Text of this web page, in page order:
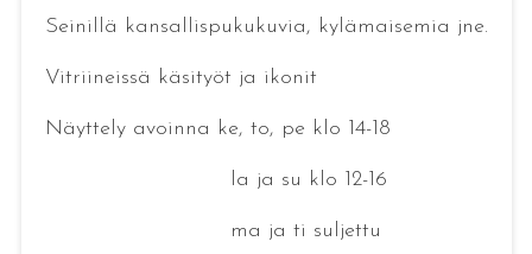
Seinillä kansallispukukuvia, kylämaisemia jne.
Vitriineissä käsityöt ja ikonit
Näyttely avoinna ke, to, pe klo 14-18
la ja su klo 12-16
ma ja ti suljettu